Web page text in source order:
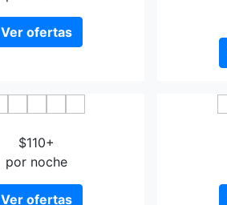
Ver ofertas
$110+
por noche
Ver ofertas